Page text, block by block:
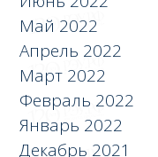
Май 2022
Апрель 2022
Март 2022
Февраль 2022
Январь 2022
Декабрь 2021